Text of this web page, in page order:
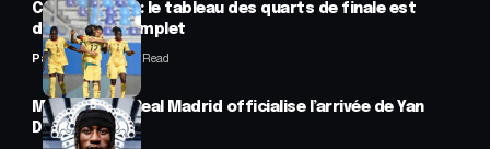
CAN féminine : le tableau des quarts de finale est
désormais complet
Panafrofoot2 Min Read
Mercato : Le Real Madrid officialise l’arrivée de Yan
Diomandé